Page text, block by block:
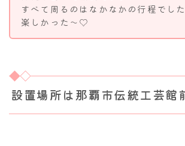
すべて周るのはなかなかの行程でし
楽しかった～♡
設置場所は那覇市伝統工芸館